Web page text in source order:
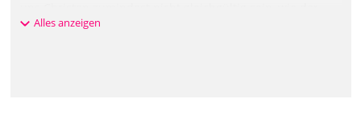
von dem wir sagen, dass er als Erster von Gott, von den
Alles anzeigen